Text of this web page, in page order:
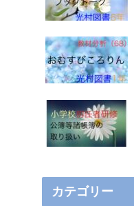
カテゴリー